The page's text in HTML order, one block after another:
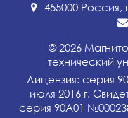
455000 Россия,
© 2026
технический
Лицензия: серия
июля 2016 г.
серия 90А01